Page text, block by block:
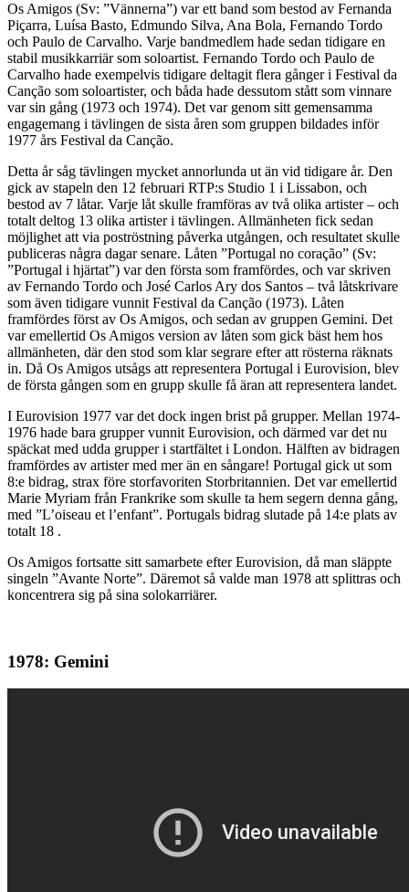
Os Amigos (Sv: ”Vännerna”) var ett band som bestod av Fernanda
Piçarra, Luísa Basto, Edmundo Silva, Ana Bola, Fernando Tordo
och Paulo de Carvalho. Varje bandmedlem hade sedan tidigare en
stabil musikkarriär som soloartist. Fernando Tordo och Paulo de
Carvalho hade exempelvis tidigare deltagit flera gånger i Festival da
Canção som soloartister, och båda hade dessutom stått som vinnare
var sin gång (1973 och 1974). Det var genom sitt gemensamma
engagemang i tävlingen de sista åren som gruppen bildades inför
1977 års Festival da Canção.
Detta år såg tävlingen mycket annorlunda ut än vid tidigare år. Den
gick av stapeln den 12 februari RTP:s Studio 1 i Lissabon, och
bestod av 7 låtar. Varje låt skulle framföras av två olika artister – och
totalt deltog 13 olika artister i tävlingen. Allmänheten fick sedan
möjlighet att via poströstning påverka utgången, och resultatet skulle
publiceras några dagar senare. Låten ”Portugal no coração” (Sv:
”Portugal i hjärtat”) var den första som framfördes, och var skriven
av Fernando Tordo och José Carlos Ary dos Santos – två låtskrivare
som även tidigare vunnit Festival da Canção (1973). Låten
framfördes först av Os Amigos, och sedan av gruppen Gemini. Det
var emellertid Os Amigos version av låten som gick bäst hem hos
allmänheten, där den stod som klar segrare efter att rösterna räknats
in. Då Os Amigos utsågs att representera Portugal i Eurovision, blev
de första gången som en grupp skulle få äran att representera landet.
I Eurovision 1977 var det dock ingen brist på grupper. Mellan 1974-
1976 hade bara grupper vunnit Eurovision, och därmed var det nu
späckat med udda grupper i startfältet i London. Hälften av bidragen
framfördes av artister med mer än en sångare! Portugal gick ut som
8:e bidrag, strax före storfavoriten Storbritannien. Det var emellertid
Marie Myriam från Frankrike som skulle ta hem segern denna gång,
med ”L’oiseau et l’enfant”. Portugals bidrag slutade på 14:e plats av
totalt 18 .
Os Amigos fortsatte sitt samarbete efter Eurovision, då man släppte
singeln ”Avante Norte”. Däremot så valde man 1978 att splittras och
koncentrera sig på sina solokarriärer.
1978: Gemini